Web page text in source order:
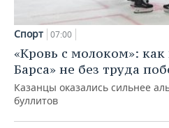
Спорт 07:00
«Кровь с молоком»:
Барса» не без труда
Казанцы оказались сильнее
буллитов